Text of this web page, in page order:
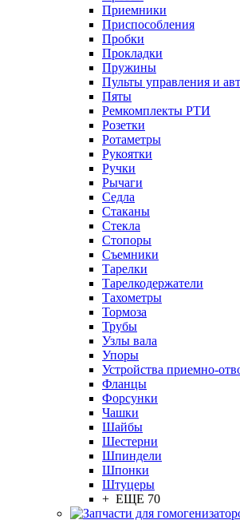
Приемники
Приспособления
Пробки
Прокладки
Пружины
Пульты управления и
Пяты
Ремкомплекты РТИ
Розетки
Ротаметры
Рукоятки
Ручки
Рычаги
Седла
Стаканы
Стекла
Стопоры
Съемники
Тарелки
Тарелкодержатели
Тахометры
Тормоза
Трубы
Узлы вала
Упоры
Устройства приемно-
Фланцы
Форсунки
Чашки
Шайбы
Шестерни
Шпиндели
Шпонки
Штуцеры
+ ЕЩЕ 70